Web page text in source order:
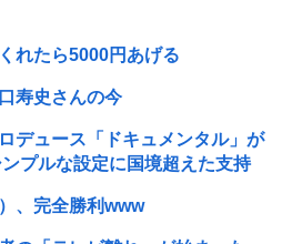
れたら5000円あげる
寿史さんの今
デュース「ドキュメンタル」が
プルな設定に国境超えた支持
、完全勝利www